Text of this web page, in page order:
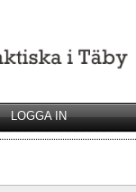
LOGGA IN